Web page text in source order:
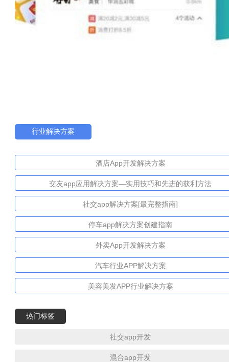
行业解决方案
酒店App开发解决方案
交友app应用解决方案—实用技巧和先进的获利方法
社交app解决方案[最完整指南]
停车app解决方案创建指南
外卖App开发解决方案
汽车行业APP解决方案
美容美发APP行业解决方案
热门标签
社交app开发
混合app开发